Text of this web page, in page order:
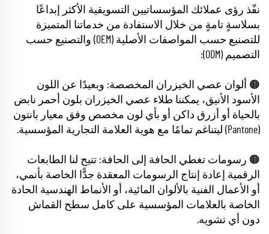
نفّذ رؤى عملائك المؤسساتيين التسويقية الأكثر إبداعًا
بسلاسةٍ تامةٍ من خلال الاستفادة من خدماتنا المتميزة
للتصنيع حسب المواصفات الأصلية (OEM) والتصنيع حسب
التصميم (ODM):
🟠 ألوان عصي الخيزران المخصصة: وبعيدًا عن اللون
الأسود الأنيق، يمكننا طلاء عصي الخيزران بلون أحمر نابض
بالحياة أو أزرق داكن أو بأي لون مخصص وفق معيار بانتون
(Pantone) ليتناغم تمامًا مع هوية العلامة التجارية المؤسسية.
🟠 رسومات تغطي الحافة إلى الحافة: تتيح لنا الطابعات
الرقمية إعادة إنتاج الرسومات المعقدة جدًّا الخاصة بأنمي،
أو الأعمال الفنية بالألوان المائية، أو الأنماط الهندسية الحادة
الخاصة بالعلامات المؤسسية على كامل سطح القماش
دون أي تشويه.